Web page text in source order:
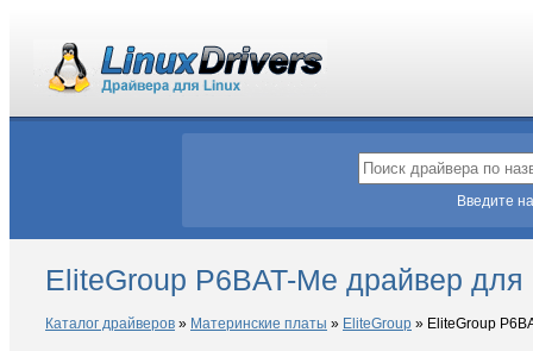
Введите
EliteGroup P6BAT-Me драйвер для
Каталог драйверов » Материнские платы » EliteGroup » EliteGroup